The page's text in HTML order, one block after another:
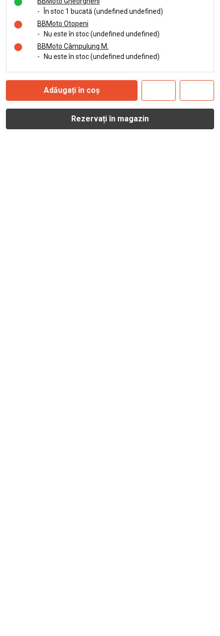
-
În stoc 1 bucată (undefined undefined)
BBMoto Otopeni
-
Nu este în stoc (undefined undefined)
BBMoto Câmpulung M.
-
Nu este în stoc (undefined undefined)
Adăugați în coș
Rezervați în magazin